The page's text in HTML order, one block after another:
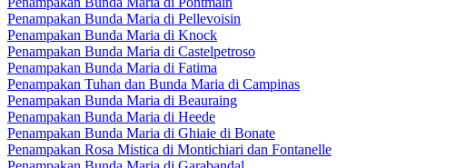
Penampakan Bunda Maria di Pellevoisin
Penampakan Bunda Maria di Knock
Penampakan Bunda Maria di Castelpetroso
Penampakan Bunda Maria di Fatima
Penampakan Tuhan dan Bunda Maria di Campinas
Penampakan Bunda Maria di Beauraing
Penampakan Bunda Maria di Heede
Penampakan Bunda Maria di Ghiaie di Bonate
Penampakan Rosa Mistica di Montichiari dan Fontanelle